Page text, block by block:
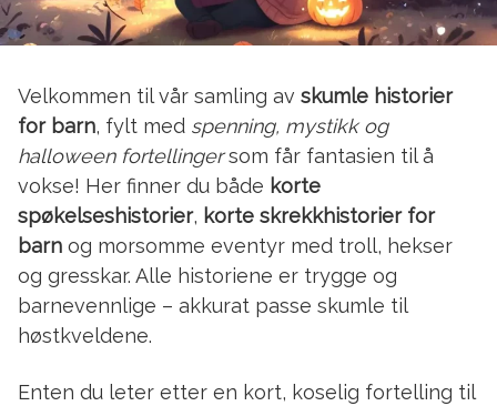
Velkommen til vår samling av skumle historier
for barn, fylt med spenning, mystikk og
halloween fortellingersom får fantasien til å
vokse! Her finner du både korte
spøkelseshistorier, korte skrekkhistorier for
barn og morsomme eventyr med troll, hekser
og gresskar. Alle historiene er trygge og
barnevennlige – akkurat passe skumle til
høstkveldene.
Enten du leter etter en kort, koselig fortelling til